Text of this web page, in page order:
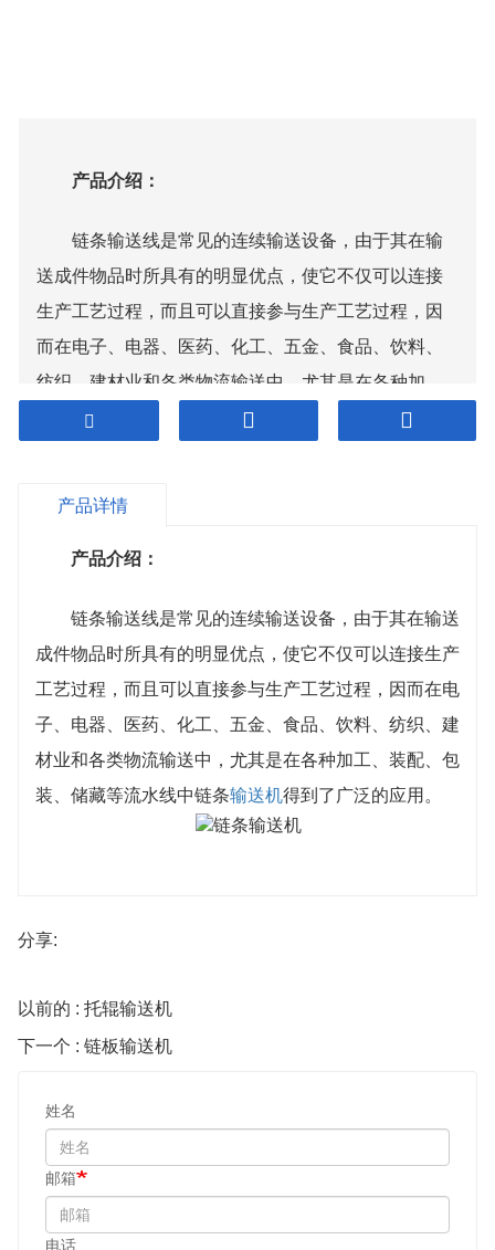
产品介绍：
链条输送线是常见的连续输送设备，由于其在输
送成件物品时所具有的明显优点，使它不仅可以连接
生产工艺过程，而且可以直接参与生产工艺过程，因
而在电子、电器、医药、化工、五金、食品、饮料、
纺织、建材业和各类物流输送中，尤其是在各种加
工、装配、包装、储藏等流水线中
得到了
产品详情
产品介绍：
链条输送线是常见的连续输送设备，由于其在输送
成件物品时所具有的明显优点，使它不仅可以连接生产
工艺过程，而且可以直接参与生产工艺过程，因而在电
子、电器、医药、化工、五金、食品、饮料、纺织、建
材业和各类物流输送中，尤其是在各种加工、装配、包
装、储藏等流水线中链条输送机得到了广泛的应用。
分享:
以前的 : 托辊输送机
下一个 : 链板输送机
姓名
邮箱
电话